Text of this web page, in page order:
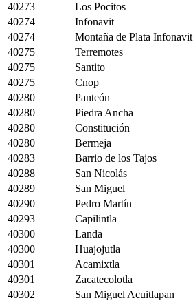
40273
Los Pocitos
40274
Infonavit
40274
Montaña de Plata Infonavit
40275
Terremotes
40275
Santito
40275
Cnop
40280
Panteón
40280
Piedra Ancha
40280
Constitución
40280
Bermeja
40283
Barrio de los Tajos
40288
San Nicolás
40289
San Miguel
40290
Pedro Martín
40293
Capilintla
40300
Landa
40300
Huajojutla
40301
Acamixtla
40301
Zacatecolotla
40302
San Miguel Acuitlapan